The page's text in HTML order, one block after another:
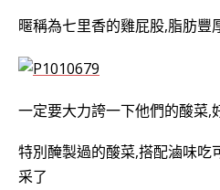
暱稱為七里香的雞屁股,脂肪豐
一定要大力誇一下他們的酸菜,
特別醃製過的酸菜,搭配滷味吃
采了